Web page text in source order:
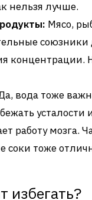
нельзя лучше.
Мясо,
союзники
концентрации.
вода тоже
усталости
работу мозга.
соки тоже
избегать?